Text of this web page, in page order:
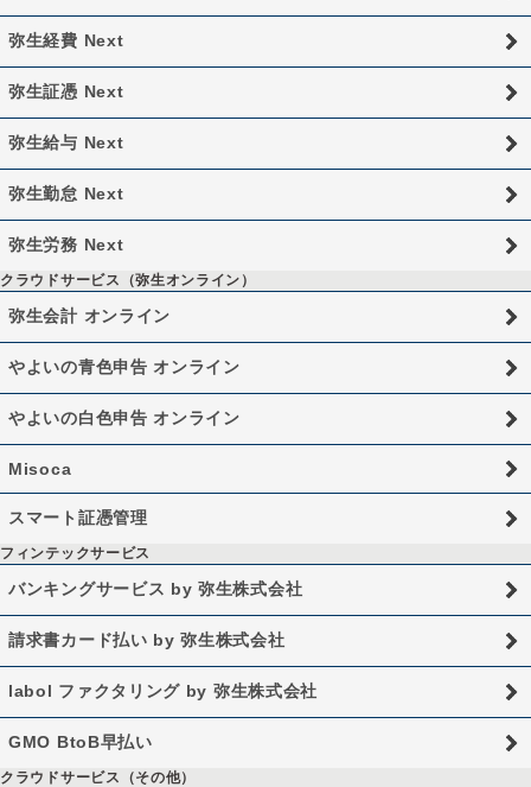
弥生経費 Next
弥生証憑 Next
弥生給与 Next
弥生勤怠 Next
弥生労務 Next
クラウドサービス（弥生オンライン）
弥生会計 オンライン
やよいの青色申告 オンライン
やよいの白色申告 オンライン
Misoca
スマート証憑管理
フィンテックサービス
バンキングサービス by 弥生株式会社
請求書カード払い by 弥生株式会社
labol ファクタリング by 弥生株式会社
GMO BtoB早払い
クラウドサービス（その他）